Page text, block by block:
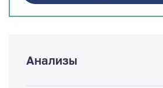
Анализы